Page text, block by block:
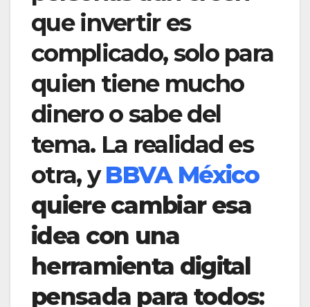
que invertir es
complicado, solo para
quien tiene mucho
dinero o sabe del
tema. La realidad es
otra, yBBVA México
quiere cambiar esa
idea con una
herramienta digital
pensada para todos: